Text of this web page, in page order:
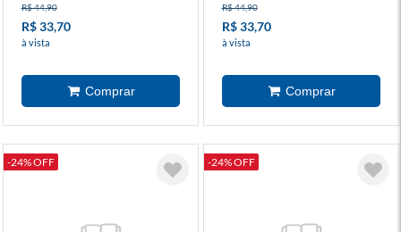
R$ 44,90
R$ 33,70
à vista
R$ 44,90
R$ 33,70
à vista
-24% OFF -24% OFF